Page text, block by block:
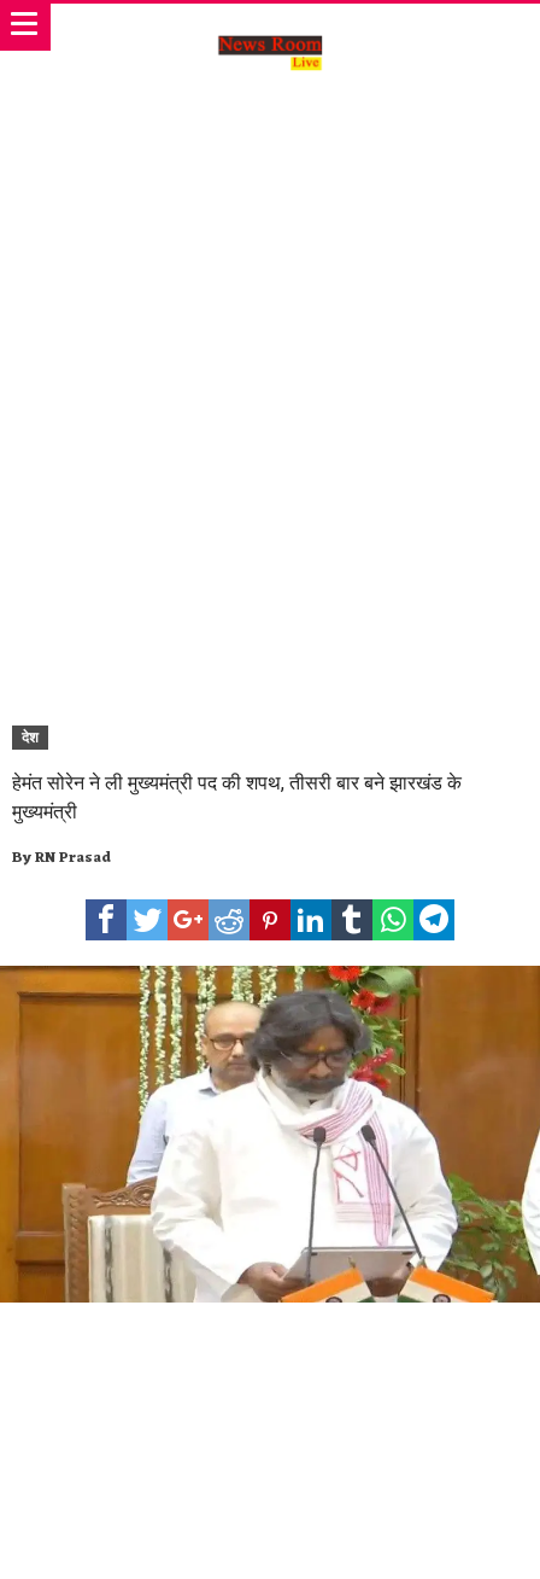
देश
हेमंत सोरेन ने ली मुख्यमंत्री पद की शपथ, तीसरी बार बने झारखंड के
मुख्यमंत्री
ByRN Prasad